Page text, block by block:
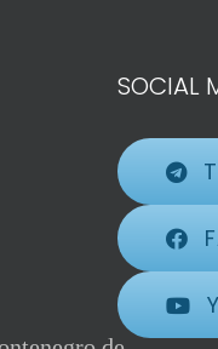
SOCIAL